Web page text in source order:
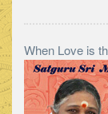
When Love is